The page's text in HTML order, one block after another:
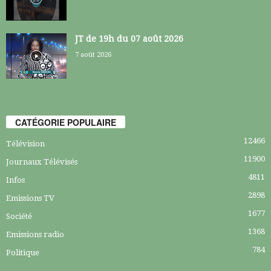
JT de 19h du 07 août 2026
7 août 2026
CATÉGORIE POPULAIRE
Télévision 12466
Journaux Télévisés 11900
Infos 4811
Emissions TV 2898
Société 1677
Emissions radio 1368
Politique 784